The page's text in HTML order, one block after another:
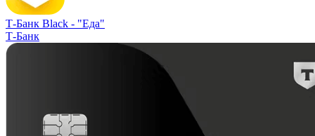
Т-Банк Black - "Еда"
Т-Банк